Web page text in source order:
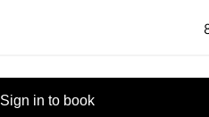
Sign in to book